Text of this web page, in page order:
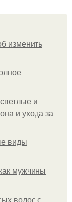
изменить
и
и ухода за
виды
мужчины
волос с